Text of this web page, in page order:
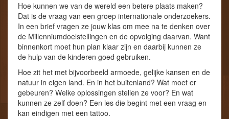
Hoe kunnen we van de wereld een betere plaats maken?
Dat is de vraag van een groep internationale onderzoekers.
In een brief vragen ze jouw klas om mee na te denken over
de Millenniumdoelstellingen en de opvolging daarvan. Want
binnenkort moet hun plan klaar zijn en daarbij kunnen ze
de hulp van de kinderen goed gebruiken.
Hoe zit het met bijvoorbeeld armoede, gelijke kansen en de
natuur in eigen land. En in het buitenland? Wat moet er
gebeuren? Welke oplossingen stellen ze voor? En wat
kunnen ze zelf doen? Een les die begint met een vraag en
kan eindigen met een tattoo.